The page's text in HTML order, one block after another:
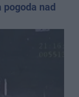
pogoda nad